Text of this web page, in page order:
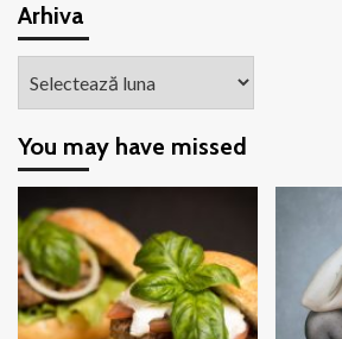
Arhiva
You may have missed